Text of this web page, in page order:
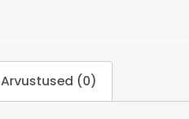
Arvustused (0)